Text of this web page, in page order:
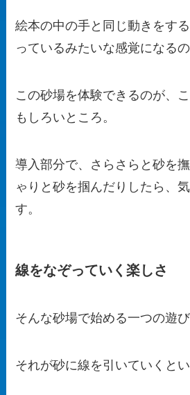
絵本の中の手と同じ動きをす
っているみたいな感覚になるの
この砂場を体験できるのが、
もしろいところ。
導入部分で、さらさらと砂を
ゃりと砂を掴んだりしたら、
す。
線をなぞっていく楽しさ
そんな砂場で始める一つの遊び
それが砂に線を引いていくとい